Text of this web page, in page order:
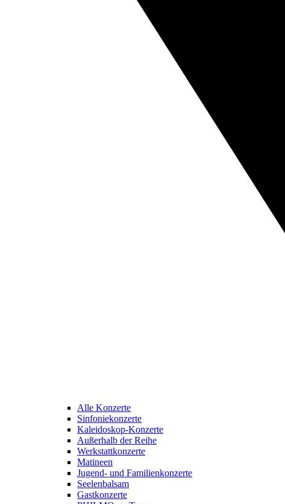
Alle Konzerte
Sinfoniekonzerte
Kaleidoskop-Konzerte
Außerhalb der Reihe
Werkstattkonzerte
Matineen
Jugend- und Familienkonzerte
Seelenbalsam
Gastkonzerte